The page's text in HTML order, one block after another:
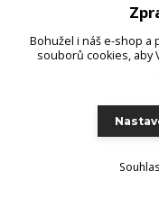
KONTAKTY
Zákaznická podpora
+420 731 888 559
Bohužel i náš e-shop a
souborů cookies, aby